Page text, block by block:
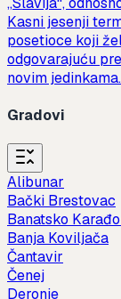
Kasni jesenji
posetioce koji
odgovarajuću
novim jedinkama.
Gradovi
Alibunar
Bački Brestovac
Banatsko
Banja Koviljača
Čantavir
Čenej
Deronje